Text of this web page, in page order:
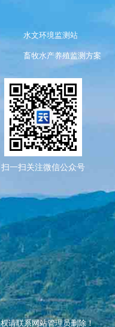
水文环境监测站
畜牧水产养殖监测方案
扫一扫关注微信公众号
请联系网站管理员删除！